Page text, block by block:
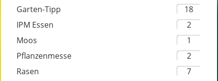
Garten-Tipp
18
IPM Essen
2
Moos
1
Pflanzenmesse
2
Rasen
7